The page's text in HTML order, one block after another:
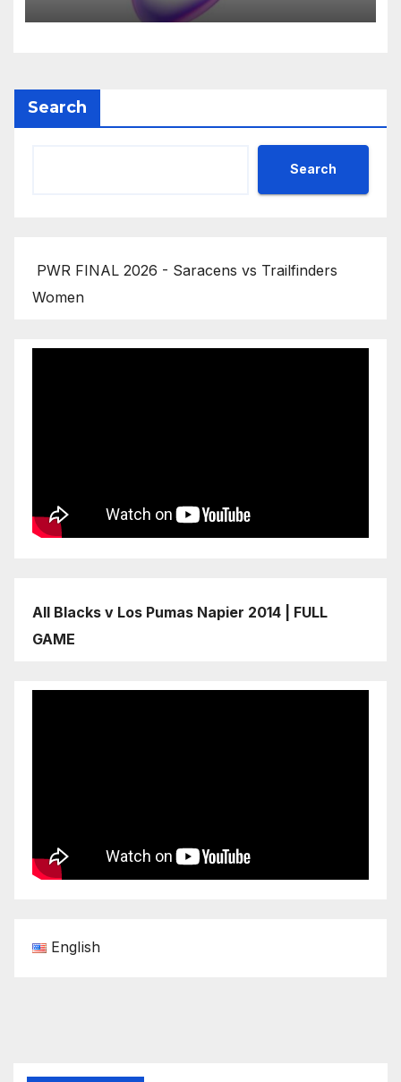
Search
Search
PWR FINAL 2026 - Saracens vs Trailfinders
Women
All Blacks v Los Pumas Napier 2014 | FULL
GAME
English